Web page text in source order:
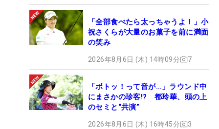
「全部食べたら太っちゃうよ！」小
祝さくらが大量のお菓子を前に満面
の笑み
2026年8月6日 (木) 14時09分 7
「ボトッ！って音が…」ラウンド中
にまさかの珍客!? 都玲華、頭の上
のセミと“共演”
2026年8月6日 (木) 16時45分 3